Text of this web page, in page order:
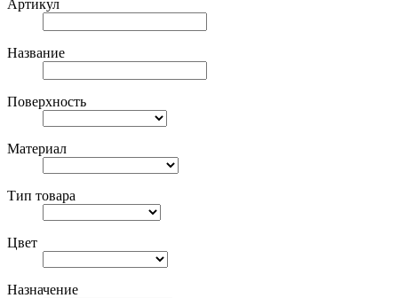
Артикул
Название
Поверхность
Материал
Тип товара
Цвет
Назначение